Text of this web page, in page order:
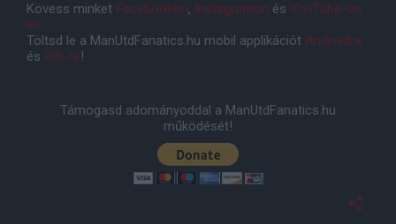
Kövess minket Facebookon, Instagramon és YouTube-on
is!
Töltsd le a ManUtdFanatics.hu mobil applikációt Androidra
és iOS-re!
Támogasd adományoddal a ManUtdFanatics.hu
működését!